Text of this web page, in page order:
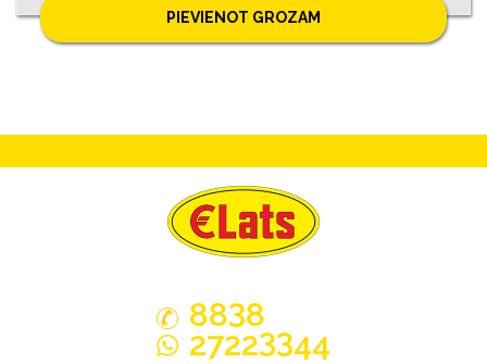
PIEVIENOT GROZAM
8838
27223344